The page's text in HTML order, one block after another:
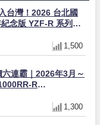
台灣！2026 台北國
念版 YZF-R 系列限
1,500
連霸｜2026年3月～
R
1,300